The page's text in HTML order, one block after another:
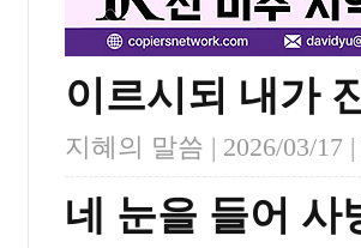
이르시되 내가
지혜의 말씀 | 2026/03/17
네 눈을 들어 사